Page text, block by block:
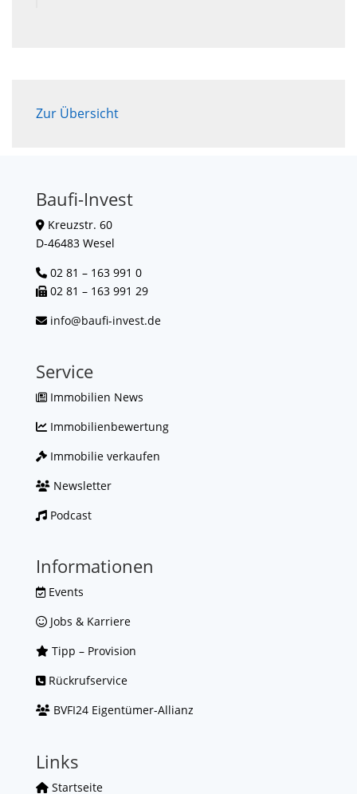
Zur Übersicht
Baufi-Invest
Kreuzstr. 60
D-46483 Wesel
02 81 – 163 991 0
02 81 – 163 991 29
info@baufi-invest.de
Service
Immobilien News
Immobilienbewertung
Immobilie verkaufen
Newsletter
Podcast
Informationen
Events
Jobs & Karriere
Tipp – Provision
Rückrufservice
BVFI24 Eigentümer-Allianz
Links
Startseite